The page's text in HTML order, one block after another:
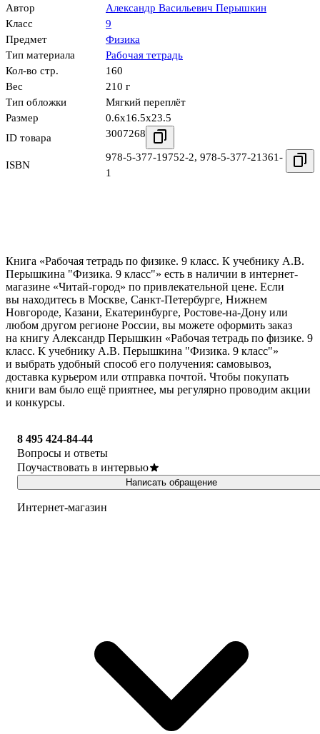
Автор
Александр Васильевич Перышкин
Класс
9
Предмет
Физика
Тип материала
Рабочая тетрадь
Кол-во стр.
160
Вес
210 г
Тип обложки
Мягкий переплёт
Размер
0.6x16.5x23.5
ID товара
3007268
ISBN
978-5-377-19752-2, 978-5-377-21361-
1
Книга «Рабочая тетрадь по физике. 9 класс. К учебнику А.В.
Перышкина "Физика. 9 класс"» есть в наличии в интернет-
магазине «Читай-город» по привлекательной цене. Если
вы находитесь в Москве, Санкт-Петербурге, Нижнем
Новгороде, Казани, Екатеринбурге, Ростове-на-Дону или
любом другом регионе России, вы можете оформить заказ
на книгу Александр Перышкин «Рабочая тетрадь по физике. 9
класс. К учебнику А.В. Перышкина "Физика. 9 класс"»
и выбрать удобный способ его получения: самовывоз,
доставка курьером или отправка почтой. Чтобы покупать
книги вам было ещё приятнее, мы регулярно проводим акции
и конкурсы.
8 495 424-84-44
Вопросы и ответы
Поучаствовать в интервью
Написать обращение
Интернет-магазин